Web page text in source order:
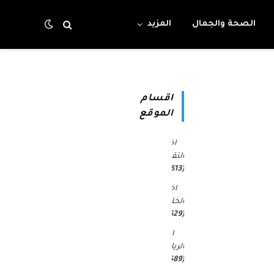
الصحة والجمال المزيد
اقسام
الموقع
اخبار
التقنية
(4٬613)
اخبار
الخليج
(30٬629)
اخبار
الرياضة
(45٬589)